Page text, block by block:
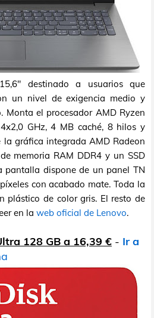
destinado a usuarios que
un nivel de exigencia medio y
Monta el procesador AMD Ryzen
GHz, 4 MB caché, 8 hilos y
la gráfica integrada AMD Radeon
memoria RAM DDR4 y un SSD
pantalla dispone de un panel TN
con acabado mate. Toda la
plástico de color gris. El resto de
en la web oficial de Lenovo.
128 GB a 16,39 € - Ir a